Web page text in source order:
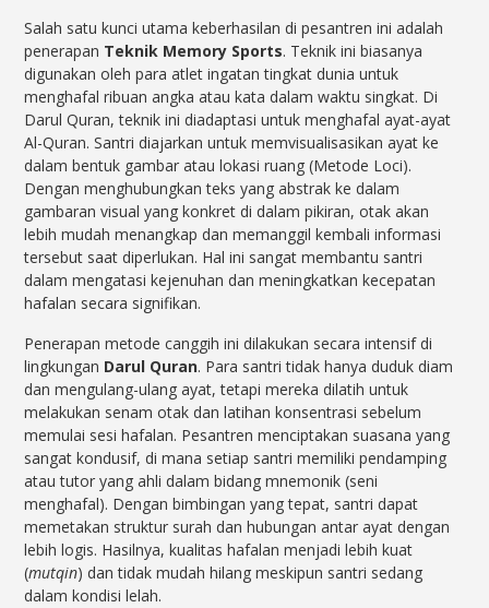
Salah satu kunci utama keberhasilan di pesantren ini adalah
penerapan Teknik Memory Sports. Teknik ini biasanya
digunakan oleh para atlet ingatan tingkat dunia untuk
menghafal ribuan angka atau kata dalam waktu singkat. Di
Darul Quran, teknik ini diadaptasi untuk menghafal ayat-ayat
Al-Quran. Santri diajarkan untuk memvisualisasikan ayat ke
dalam bentuk gambar atau lokasi ruang (Metode Loci).
Dengan menghubungkan teks yang abstrak ke dalam
gambaran visual yang konkret di dalam pikiran, otak akan
lebih mudah menangkap dan memanggil kembali informasi
tersebut saat diperlukan. Hal ini sangat membantu santri
dalam mengatasi kejenuhan dan meningkatkan kecepatan
hafalan secara signifikan.
Penerapan metode canggih ini dilakukan secara intensif di
lingkungan Darul Quran. Para santri tidak hanya duduk diam
dan mengulang-ulang ayat, tetapi mereka dilatih untuk
melakukan senam otak dan latihan konsentrasi sebelum
memulai sesi hafalan. Pesantren menciptakan suasana yang
sangat kondusif, di mana setiap santri memiliki pendamping
atau tutor yang ahli dalam bidang mnemonik (seni
menghafal). Dengan bimbingan yang tepat, santri dapat
memetakan struktur surah dan hubungan antar ayat dengan
lebih logis. Hasilnya, kualitas hafalan menjadi lebih kuat
(mutqin) dan tidak mudah hilang meskipun santri sedang
dalam kondisi lelah.